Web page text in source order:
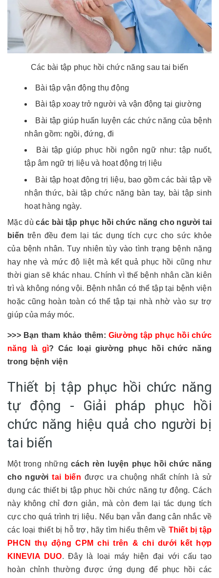
Các bài tập phục hồi chức năng sau tai biến
Bài tập vận động thụ động
Bài tập xoay trở người và vận động tại giường
Bài tập giúp huấn luyện các chức năng của bệnh
nhân gồm: ngồi, đứng, đi
Bài tập giúp phục hồi ngôn ngữ như: tập nuốt,
tập âm ngữ trị liệu và hoạt động trị liệu
Bài tập hoạt động trị liệu, bao gồm các bài tập về
nhận thức, bài tập chức năng bàn tay, bài tập sinh
hoạt hàng ngày.
Mặc dùcác bài tập phục hồi chức năng cho người tai
biến trên đều đem lại tác dụng tích cực cho sức khỏe
của bệnh nhân. Tuy nhiên tùy vào tình trạng bệnh nặng
hay nhẹ và mức độ liệt mà kết quả phục hồi cũng như
thời gian sẽ khác nhau. Chính vì thế bệnh nhân cần kiên
trì và không nóng vội. Bệnh nhân có thể tập tại bệnh viện
hoặc cũng hoàn toàn có thể tập tại nhà nhờ vào sự trợ
giúp của máy móc.
>>> Bạn tham khảo thêm: Giường tập phục hồi chức
năng là gì? Các loại giường phục hồi chức năng
trong bệnh viện
Thiết bị tập phục hồi chức năng
tự động - Giải pháp phục hồi
chức năng hiệu quả cho người bị
tai biến
Một trong những cách rèn luyện phục hồi chức năng
cho ngườitai biến được ưa chuộng nhất chính là sử
dụng các thiết bị tập phục hồi chức năng tự động. Cách
này không chỉ đơn giản, mà còn đem lại tác dụng tích
cực cho quá trình trị liệu. Nếu bạn vẫn đang cân nhắc về
các loại thiết bị hỗ trợ, hãy tìm hiểu thêm về Thiết bị tập
PHCN thụ động CPM chi trên & chi dưới kết hợp
KINEVIA DUO. Đây là loại máy hiện đại với cấu tạo
hoàn chỉnh thường được ứng dụng để phục hồi các